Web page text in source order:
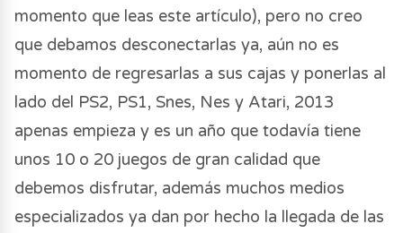
momento que leas este artículo), pero no creo
que debamos desconectarlas ya, aún no es
momento de regresarlas a sus cajas y ponerlas al
lado del PS2, PS1, Snes, Nes y Atari, 2013
apenas empieza y es un año que todavía tiene
unos 10 o 20 juegos de gran calidad que
debemos disfrutar, además muchos medios
especializados ya dan por hecho la llegada de las